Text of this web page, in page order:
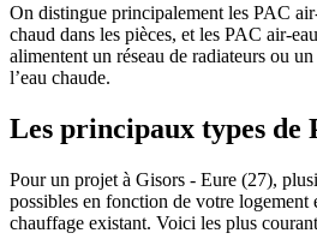
On distingue principalement les PAC
chaud dans les pièces, et les PAC air-
alimentent un réseau de radiateurs ou
l’eau chaude.​
Les principaux types de
Pour un projet à Gisors - Eure (27),
possibles en fonction de votre logement
chauffage existant. Voici les plus